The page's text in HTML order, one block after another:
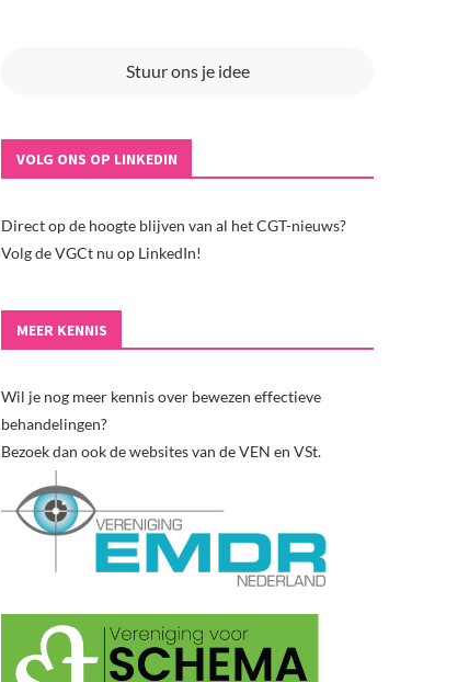
Stuur ons je idee
VOLG ONS OP LINKEDIN
Direct op de hoogte blijven van al het CGT-nieuws?
Volg de VGCt nu op LinkedIn!
MEER KENNIS
Wil je nog meer kennis over bewezen effectieve
behandelingen?
Bezoek dan ook de websites van de VEN en VSt.